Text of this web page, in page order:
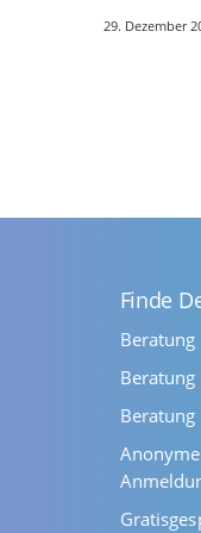
29. Dezember
Finde
Beratung
Beratung